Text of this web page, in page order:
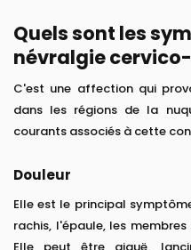
Quels sont les
névralgie
C'est une affection qui
dans les régions de la
courants associés à cette
Douleur
Elle est le principal
rachis, l'épaule, les